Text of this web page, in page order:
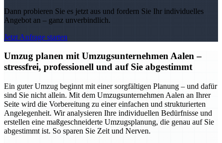
Dann probieren Sie es jetzt aus und fordern Sie Ihr individuelles
Angebot an – ganz unverbindlich.
Jetzt Anfrage starten
Umzug planen mit Umzugsunternehmen Aalen –
stressfrei, professionell und auf Sie abgestimmt
Ein guter Umzug beginnt mit einer sorgfältigen Planung – und dafür
sind Sie nicht allein. Mit dem Umzugsunternehmen Aalen an Ihrer
Seite wird die Vorbereitung zu einer einfachen und strukturierten
Angelegenheit. Wir analysieren Ihre individuellen Bedürfnisse und
erstellen eine maßgeschneiderte Umzugsplanung, die genau auf Sie
abgestimmt ist. So sparen Sie Zeit und Nerven.